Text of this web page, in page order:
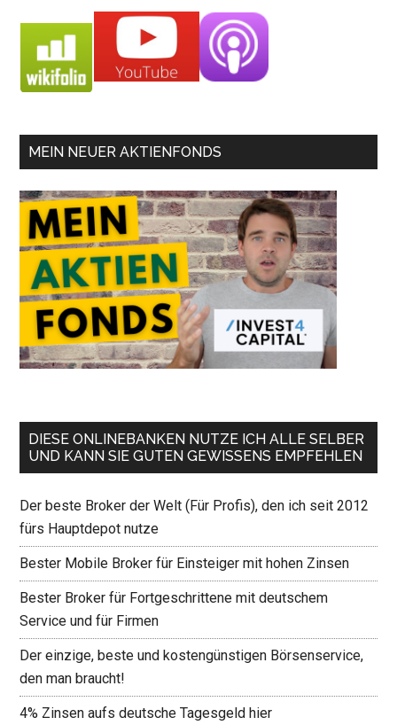
MEIN NEUER AKTIENFONDS
DIESE ONLINEBANKEN NUTZE ICH ALLE SELBER
UND KANN SIE GUTEN GEWISSENS EMPFEHLEN
Der beste Broker der Welt (Für Profis), den ich seit 2012
fürs Hauptdepot nutze
Bester Mobile Broker für Einsteiger mit hohen Zinsen
Bester Broker für Fortgeschrittene mit deutschem
Service und für Firmen
Der einzige, beste und kostengünstigen Börsenservice,
den man braucht!
4% Zinsen aufs deutsche Tagesgeld hier